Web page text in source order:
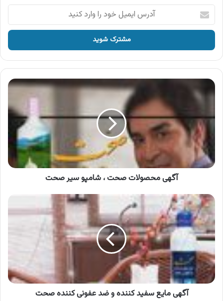
آدرس
ایمیل
خود
وارد
کنید
آگهی
محصولات
صحت
،
شامپو
صحت
آگهی محصولات صحت ، شامپو سیر صحت
آگهی
مایع
سفید
کننده
و
ضد
عفونی
کننده
صحت
آگهی مایع سفید کننده و ضد عفونی کننده صحت